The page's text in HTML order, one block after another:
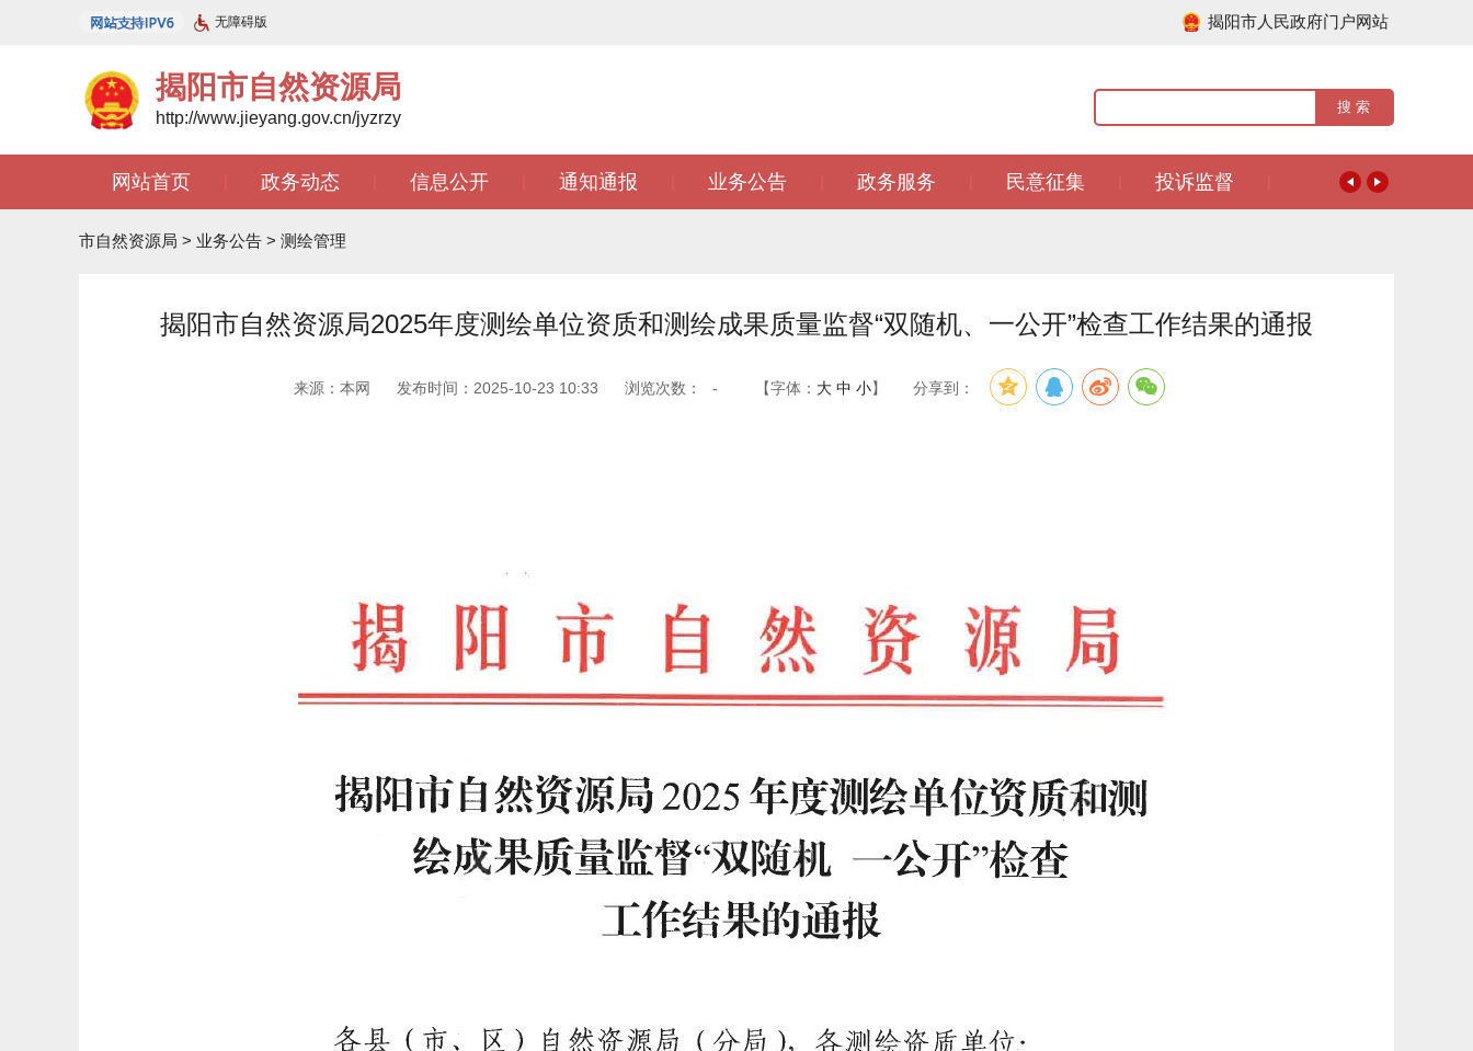
无障碍版 揭阳市人民政府门户网站
揭阳市自然资源局
http://www.jieyang.gov.cn/jyzrzy
网站首页 政务动态 信息公开 通知通报 业务公告 政务服务 民意征集 投诉监督
市自然资源局 > 业务公告 > 测绘管理
揭阳市自然资源局2025年度测绘单位资质和测绘成果质量监督“双随机、一公开”检查工作结果的通报
来源：本网 发布时间：2025-10-23 10:33 浏览次数： - 【字体： 大 中 小】 分享到：